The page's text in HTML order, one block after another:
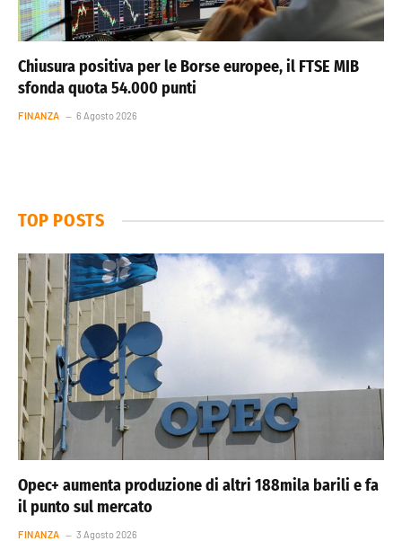
Chiusura positiva per le Borse europee, il FTSE MIB
sfonda quota 54.000 punti
FINANZA 6 Agosto 2026
TOP POSTS
Opec+ aumenta produzione di altri 188mila barili e fa
il punto sul mercato
FINANZA 3 Agosto 2026